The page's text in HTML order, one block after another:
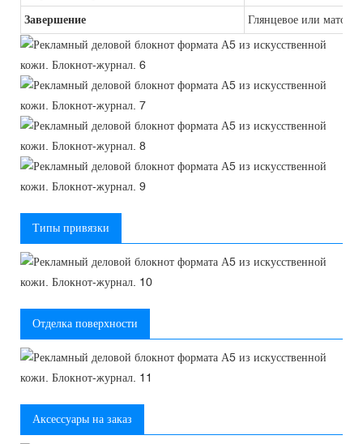
Завершение Глянцевое или
Типы привязки
Отделка поверхности
Аксессуары на заказ